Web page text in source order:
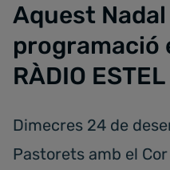
Aquest
programació
RÀDIO ESTEL
Dimecres 24 de
Pastorets amb el